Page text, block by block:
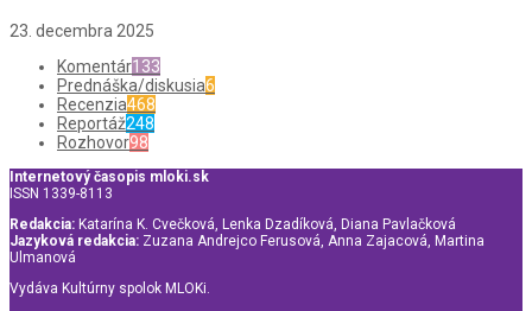
23. decembra 2025
Komentár133
Prednáška/diskusia6
Recenzia468
Reportáž248
Rozhovor98
Internetový časopis mloki.sk
ISSN 1339-8113
Redakcia: Katarína K. Cvečková, Lenka Dzadíková, Diana Pavlačková
Jazyková redakcia: Zuzana Andrejco Ferusová, Anna Zajacová, Martina
Ulmanová
Vydáva Kultúrny spolok MLOKi.